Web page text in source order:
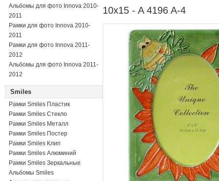
Альбомы для фото Innova 2010-
2011
Рамки для фото Innova 2010-
2011
Рамки для фото Innova 2011-
2012
Альбомы для фото Innova 2011-
2012
Smiles
Рамки Smiles Пластик
Рамки Smiles Стекло
Рамки Smiles Металл
Рамки Smiles Постер
Рамки Smiles Клип
Рамки Smiles Алюминий
Рамки Smiles Зеркальные
Альбомы Smiles
10x15 - A 4196 A-4